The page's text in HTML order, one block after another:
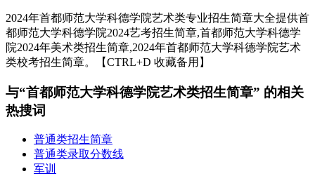
2024年首都师范大学科德学院艺术类专业招生简章大全提供首
都师范大学科德学院2024艺考招生简章,首都师范大学科德学
院2024年美术类招生简章,2024年首都师范大学科德学院艺术
类校考招生简章。【CTRL+D 收藏备用】
与“首都师范大学科德学院艺术类招生简章” 的相关
热搜词
普通类招生简章
普通类录取分数线
军训